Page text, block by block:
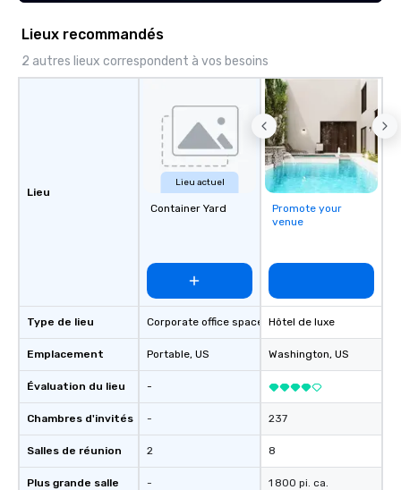
Lieux recommandés
2 autres lieux correspondent à vos besoins
Lieu
Type de lieu
Emplacement
Évaluation du lieu
Chambres d'invités
Salles de réunion
Plus grande salle
Lieu actuel
Container Yard
Corporate office space
Portable, US
-
-
2
-
Promote your
venue
Hôtel de luxe
Washington, US
237
8
1 800 pi. ca.